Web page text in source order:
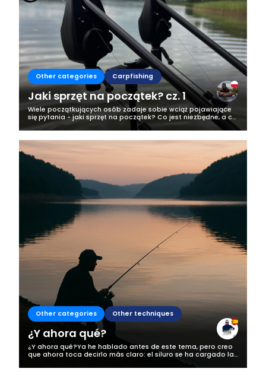
Other categories Carpfishing
Jaki sprzęt na początek? cz. 1
Wiele początkujących osób zadaje sobie wciąż pojawiające
się pytania - jaki sprzęt na początek? Co jest niezbędne, a co
można skupić później? Doskonale zdaje sobie z sprawę z
tego, że wędkarstwo,...
Other categories Other techniques
¿Y ahora qué?
¿Y ahora qué?Ya he hablado antes de este tema, pero creo
que ahora toca decirlo más claro: el siluro se ha cargado la
pesca en mi zona, y no estamos hablando de una
exageración. Esto ya no es una...